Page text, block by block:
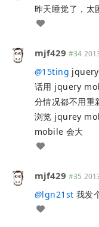
昨天睡觉了，太
mjf429 #34
@15ting jquery
话用 jquery
分情况都不用重
浏览 jqurey
mobile 会大
mjf429 #35
@lgn21st 我发